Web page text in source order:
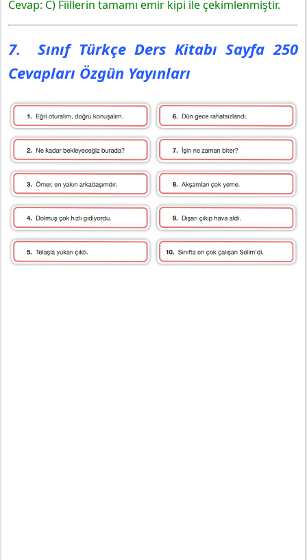
Cevap: C) Fiillerin tamamı emir kipi ile çekimlenmiştir.
7. Sınıf Türkçe Ders Kitabı Sayfa 250
Cevapları Özgün Yayınları